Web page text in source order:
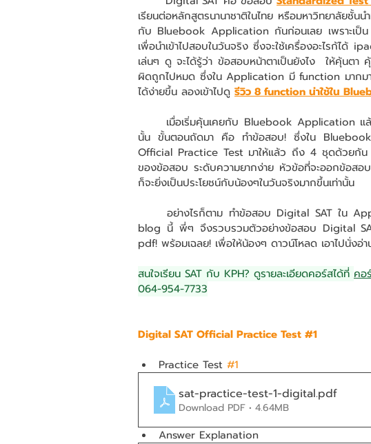
เรียนต่อหลักสูตรนานาชาติในไทย หรือมหาวิทยาลัยชั้น
กับ Bluebook Application กันก่อนเลย เพราะเป็น
เพื่อนำเข้าไปสอบในวันจริง ซึ่งจะใช้เครื่องอะไรก้ได้
เล่นๆ ดู จะได้รู้ว่า ข้อสอบหน้าตาเป็นยังไง  ให้คุ้นตา
ผิดถูกไปหมด ซึ่งใน Application มี function มากม
ได้ง่ายขึ้น ลองเข้าไปดู รีวิว 8 function น่าใช้ใน
นั้น ขั้นตอนถัดมา คือ ทำข้อสอบ! ซึ่งใน
Official Practice Test มาให้แล้ว ถึง 4 ชุดด้วยกั
ของข้อสอบ ระดับความยากง่าย หัวข้อที่จะออกข้อสอ
ก็จะยิ่งเป็นประโยชน์กับน้องๆในวันจริงมากขึ้นเท่านั้น
	อย่างไรก็ตาม ทำข้อสอบ Digital SAT ใน Application นั้นอาจจะยากต่อการทบทวน ดังนั้นใน
blog นี้ พี่ๆ จึงรวบรวมตัวอย่างข้อสอบ Digital
pdf! พร้อมเฉลย! เพื่อให้น้องๆ ดาวน์โหลด เอาไปนั่ง
สนใจเรียน SAT กับ KPH? ดูรายละเอียดคอร์สได้ที่ คอ
064-954-7733
Digital SAT Official Practice Test #1
Practice Test #1
sat-practice-test-1-digital.pdf
Download PDF • 4.64MB
Answer Explanation